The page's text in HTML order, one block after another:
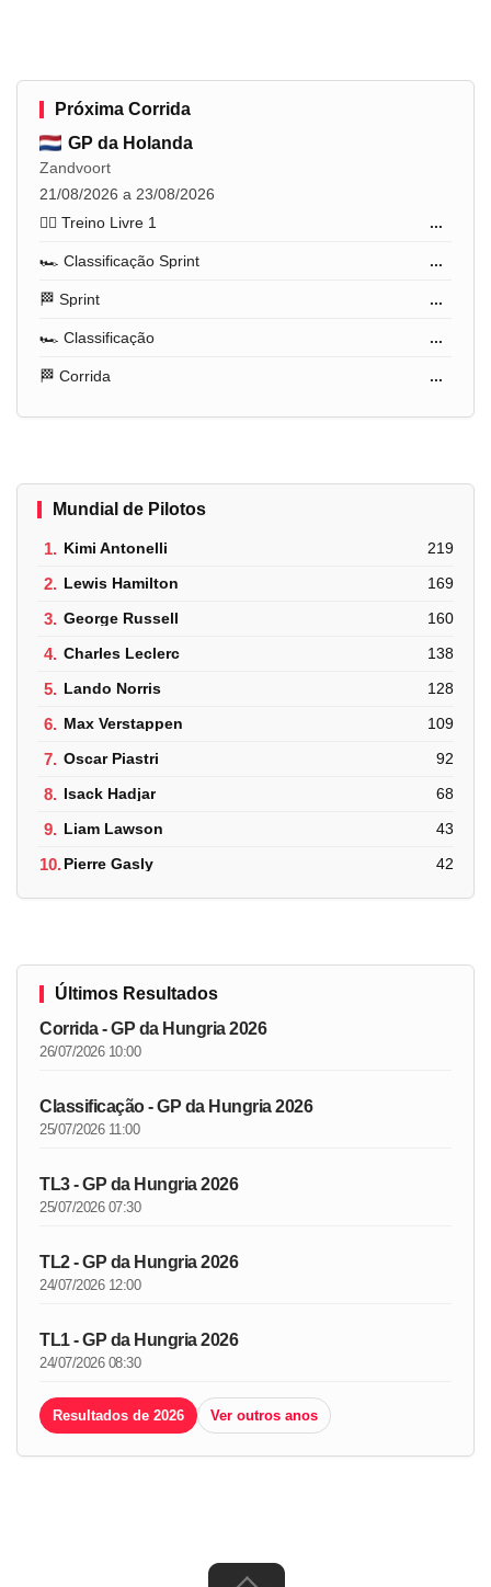
Próxima Corrida
GP da Holanda
Zandvoort
21/08/2026 a 23/08/2026
🏋️‍♂️ Treino Livre 1
...
🏎️ Classificação Sprint ...
🏁 Sprint ...
🏎️ Classificação ...
🏁 Corrida ...
Mundial de Pilotos
1. Kimi Antonelli 219
2. Lewis Hamilton 169
3. George Russell 160
4. Charles Leclerc 138
5. Lando Norris 128
6. Max Verstappen 109
7. Oscar Piastri 92
8. Isack Hadjar 68
9. Liam Lawson 43
10.Pierre Gasly 42
Últimos Resultados
Corrida - GP da Hungria 2026
26/07/2026 10:00
Classificação - GP da Hungria 2026
25/07/2026 11:00
TL3 - GP da Hungria 2026
25/07/2026 07:30
TL2 - GP da Hungria 2026
24/07/2026 12:00
TL1 - GP da Hungria 2026
24/07/2026 08:30
Resultados de 2026 Ver outros anos